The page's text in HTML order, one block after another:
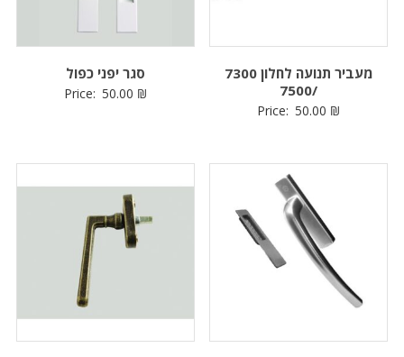
סגר יפני כפול
Price: 50.00 ₪
מעביר תנועה לחלון 7300
/7500
Price: 50.00 ₪